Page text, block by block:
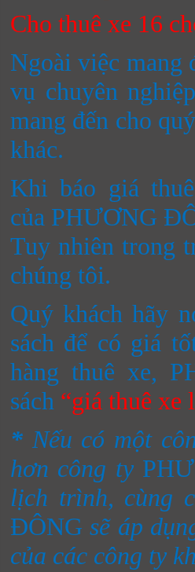
Cho thuê xe 16
Ngoài việc mang
vụ chuyên
mang đến cho
khác.
Khi báo giá
của PHƯƠNG
Tuy nhiên trong
chúng tôi.
Quý khách hãy
sách để có giá
hàng thuê xe,
sách “giá thuê xe
* Nếu có một
hơn công ty
lịch trình, cùng
ĐÔNGsẽ áp
của các công ty